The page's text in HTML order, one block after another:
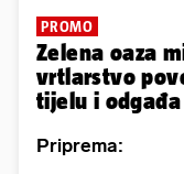
PROMO
Zelena oaza
vrtlarstvo
tijelu i odgađa
Priprema: